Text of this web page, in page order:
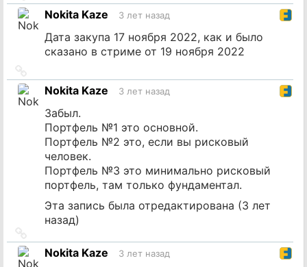
на
источник
Nokita Kaze 3 лет назад
Дата закупа 17 ноября 2022, как и было
сказано в стриме от 19 ноября 2022
на
источник
Nokita Kaze 3 лет назад
Забыл.
Портфель №1 это основной.
Портфель №2 это, если вы рисковый
человек.
Портфель №3 это минимально рисковый
портфель, там только фундаментал.
Эта запись была отредактирована (3 лет
назад)
на
источник
Nokita Kaze 3 лет назад